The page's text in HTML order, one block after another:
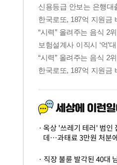
옥상 '쓰레기 테러' 범인
데…과태료 3만원 처분에